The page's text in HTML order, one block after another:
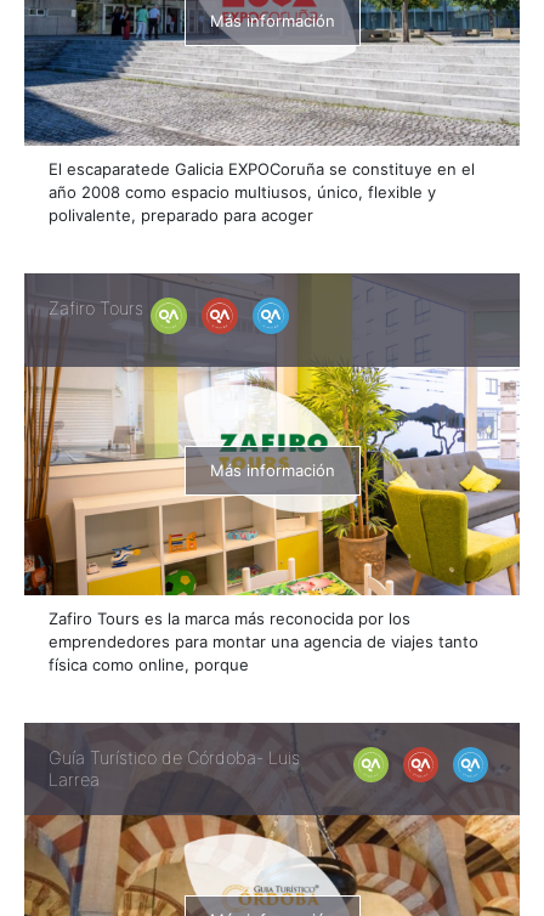
Más información
El escaparatede Galicia EXPOCoruña se constituye en el
año 2008 como espacio multiusos, único, flexible y
polivalente, preparado para acoger
Zafiro Tours
Más información
Zafiro Tours es la marca más reconocida por los
emprendedores para montar una agencia de viajes tanto
física como online, porque
Guía Turístico de Córdoba- Luis
Larrea